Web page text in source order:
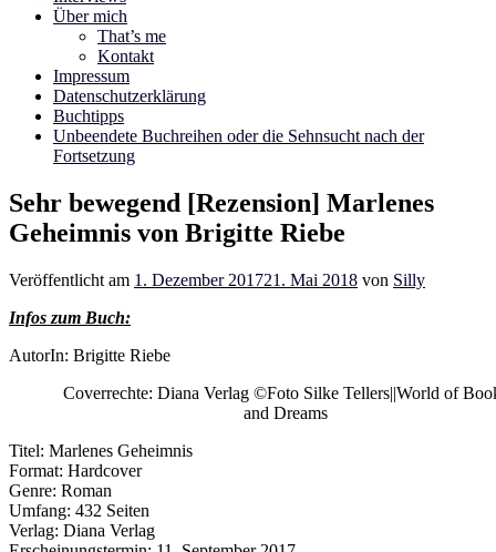
Über mich
That’s me
Kontakt
Impressum
Datenschutzerklärung
Buchtipps
Unbeendete Buchreihen oder die Sehnsucht nach der
Fortsetzung
Sehr bewegend [Rezension] Marlenes
Geheimnis von Brigitte Riebe
Veröffentlicht am 1. Dezember 201721. Mai 2018 von Silly
Infos zum Buch:
AutorIn: Brigitte Riebe
Coverrechte: Diana Verlag ©Foto Silke Tellers||World of
and Dreams
Titel: Marlenes Geheimnis
Format: Hardcover
Genre: Roman
Umfang: 432 Seiten
Verlag: Diana Verlag